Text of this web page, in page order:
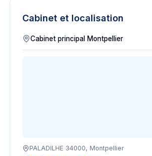
Cabinet et localisation
PALADILHE 34000, Montpellier